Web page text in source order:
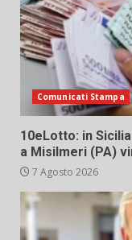
Comunicati Stampa
10eLotto: in
a Misilmeri (PA)
7 Agosto 2026